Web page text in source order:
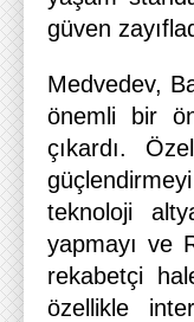
güven
Medvedev,
önemli bir
çıkardı.
teknoloji
yapmayı ve
rekabetçi
özellikle